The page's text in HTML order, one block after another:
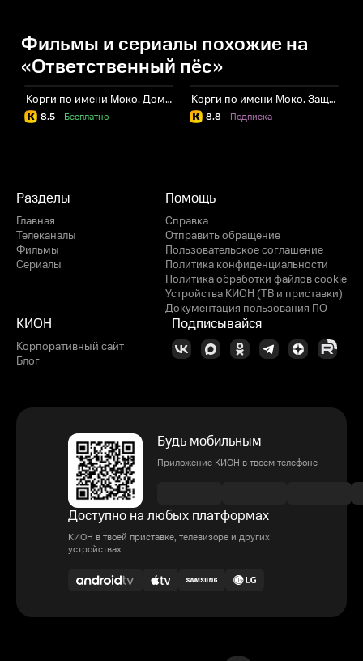
Фильмы и сериалы похожие на
«Ответственный пёс»
Корги по имени Моко. Домашние животные
8.5 Бесплатно
·
Корги по имени Моко. Защитники планеты
8.8 Подписка
·
Разделы
Главная
Телеканалы
Фильмы
Сериалы
Помощь
Справка
Отправить обращение
Пользовательское соглашение
Политика конфиденциальности
Политика обработки файлов cookie
Устройства КИОН (ТВ и приставки)
Документация пользования ПО
КИОН
Корпоративный сайт
Блог
Подписывайся
Будь мобильным
Приложение КИОН в твоем телефоне
Доступно на любых платформах
КИОН в твоей приставке, телевизоре и других
устройствах